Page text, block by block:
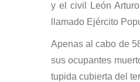
y el civil León
llamado Ejército
Apenas al cabo de
sus ocupantes
tupida cubierta del